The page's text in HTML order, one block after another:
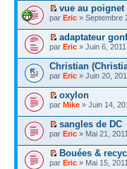
vue au
par Eric » Septembre
adaptateur
par Eric » Juin 6,
Christian
par Eric » Juin 20,
oxylon
par Mike » Juin 14,
sangles de DC
par Eric » Mai 21,
Bouées &
par Eric » Mai 15,